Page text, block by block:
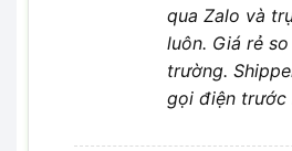
qua Zalo và
luôn. Giá rẻ
trường.
gọi điện trước